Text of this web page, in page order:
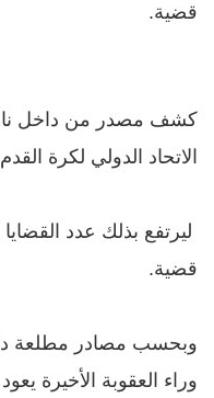
قضية.
كشف مصدر من داخل
الاتحاد الدولي لكرة
قضية.
وبحسب مصادر مطلعة
وراء العقوبة الأخيرة